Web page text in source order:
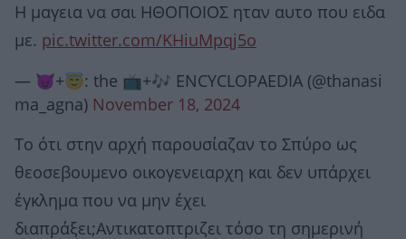
Η μαγεια να σαι ΗΘΟΠΟΙΟΣ ηταν αυτο που ειδα
με. pic.twitter.com/KHiuMpqj5o
— 😈+😇: the 📺+🎶 ENCYCLOPAEDIA (@thanasi
ma_agna) November 18, 2024
Το ότι στην αρχή παρουσίαζαν το Σπύρο ως
θεοσεβουμενο οικογενειαρχη και δεν υπάρχει
έγκλημα που να μην έχει
διαπράξει;Αντικατοπτριζει τόσο τη σημερινή